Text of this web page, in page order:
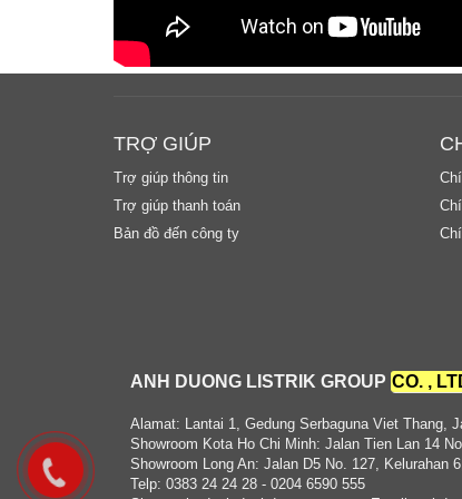
TRỢ GIÚP
Trợ giúp thông tin
Trợ giúp thanh toán
Bản đồ đến công ty
ANH DUONG LISTRIK GROUP CO. ,
Alamat: Lantai 1, Gedung Serbaguna Viet Thang,
Showroom Kota Ho Chi Minh: Jalan Tien Lan 14
Showroom Long An: Jalan D5 No. 127, Kelurahan
Telp: 0383 24 24 28 - 0204 6590 555